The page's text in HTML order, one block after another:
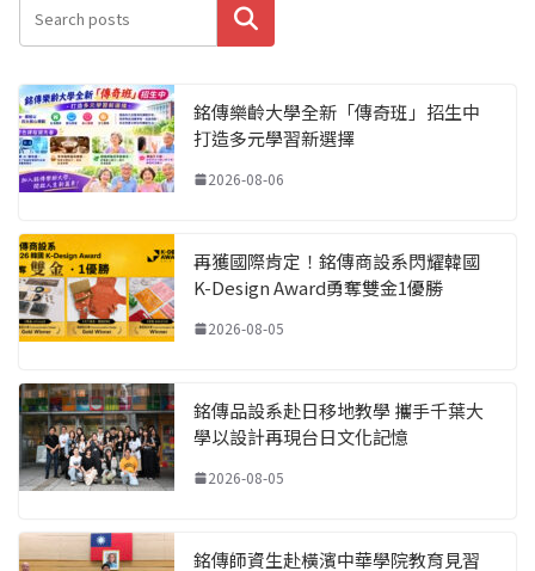
搜尋
銘傳樂齡大學全新「傳奇班」招生中
打造多元學習新選擇
2026-08-06
再獲國際肯定！銘傳商設系閃耀韓國
K-Design Award勇奪雙金1優勝
2026-08-05
銘傳品設系赴日移地教學 攜手千葉大
學以設計再現台日文化記憶
2026-08-05
銘傳師資生赴橫濱中華學院教育見習